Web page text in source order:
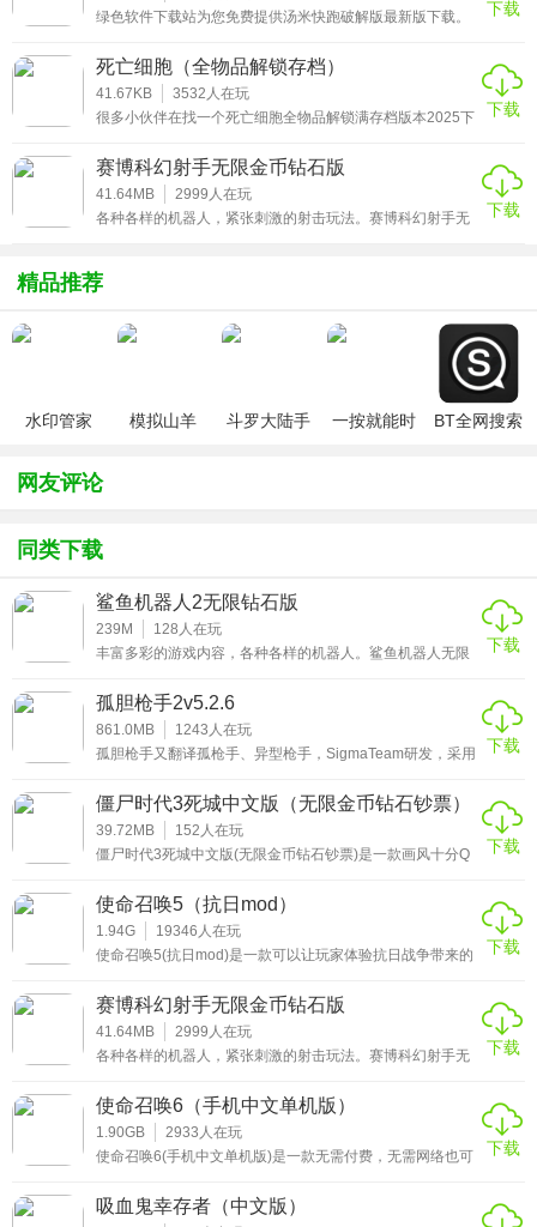
绿色软件下载站为您免费提供汤米快跑破解版最新版下载。
作为题材的rpg动作类射击游戏。玩家将会操控一个叫汤米的
火柴人在车水马龙的城市中与狡猾的克隆人展开追逐战，面
对敌人强大的火力输出时，难以招架的你可以借助角色自身
的种技能以及丰富的武器道具来实现完美的脱困和反杀。
下载
死亡细胞（全物品解锁存档）
41.67KB 3532 人在玩
很多小伙伴在找一个死亡细胞全物品解锁满存档版本2025下
为朋友们准备了一款死亡细胞(全物品解锁存档)mod，感兴
趣的小伙伴欢迎来这里下载哟，相信你会有惊喜发现的!
下载
赛博科幻射手无限金币钻石版
41.64MB 2999 人在玩
各种各样的机器人，紧张刺激的射击玩法。赛博科幻射手无
对你的射击战斗更有利，收获大快人心的射击体验，多人玩
法等你自己去探索。丰富多彩的关卡地图，感兴趣的小伙伴
下载
精品推荐
水印管家
模拟山羊
斗罗大陆手
一按就能时
BT全网搜索
网友评论
同类下载
鲨鱼机器人2无限钻石版
239M 128 人在玩
丰富多彩的游戏内容，各种各样的机器人。鲨鱼机器人无限
可以解锁不同类型的机器人，持续提升机器人技能战斗力，
控制机器人参与一场热血之战，获胜后即可解锁更多武器装
备。使用第一人称视角，感兴趣的小伙伴赶紧来下载这款鲨
鱼机器人无限钻石无限金币游戏体验吧。
下载
孤胆枪手2v5.2.6
861.0MB 1243 人在玩
孤胆枪手又翻译孤枪手、异型枪手，SigmaTeam研发，采用
黑暗、血腥的画面风格，让玩家感到压抑。经过了漫长的等
待，终于推出了《孤胆枪手2》。
下载
僵尸时代3死城中文版（无限金币钻石钞票）
39.72MB 152 人在玩
僵尸时代3死城中文版(无限金币钻石钞票)是一款画风十分Q
异僵尸进行对抗，利用你收集而来的武器与弹药，将成群结
队的它们全部击败，拯救幸存下来的人类，与他们一起重新
建立新的人类文明。
下载
使命召唤5（抗日mod）
1.94G 19346 人在玩
使命召唤5(抗日mod)是一款可以让玩家体验抗日战争带来的
奸诈的日军之间展开的奋死抵抗的历史情节。采用了顶级的
图像引擎，高清晰的画面表现把战场打造的更加逼真和残
忍。想要体验这场战斗的朋友欢迎来使命召唤5mod抗日亮
剑战争模组下载!
下载
赛博科幻射手无限金币钻石版
41.64MB 2999 人在玩
各种各样的机器人，紧张刺激的射击玩法。赛博科幻射手无
可供选择，而且有多种装备可以用来伪装你的机器人，这样
对你的射击战斗更有利，收获大快人心的射击体验，多人玩
法等你自己去探索。丰富多彩的关卡地图，感兴趣的小伙伴
赶紧来下载这款赛博科幻射手中文破解版游戏体验吧。
下载
使命召唤6（手机中文单机版）
1.90GB 2933 人在玩
使命召唤6(手机中文单机版)是一款无需付费，无需网络也可
战役剧情的背景就设定在其之后。不过小伙伴们也别担心上
下内容承接不上的问题，完全可以看做是单篇故事进行体验
下载
吸血鬼幸存者（中文版）